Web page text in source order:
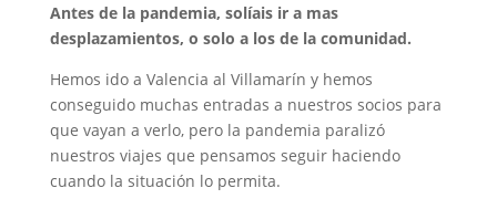
Antes de la pandemia, solíais ir a mas
desplazamientos, o solo a los de la comunidad.
Hemos ido a Valencia al Villamarín y hemos
conseguido muchas entradas a nuestros socios para
que vayan a verlo, pero la pandemia paralizó
nuestros viajes que pensamos seguir haciendo
cuando la situación lo permita.